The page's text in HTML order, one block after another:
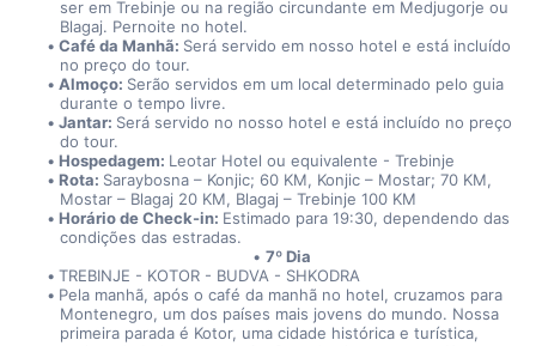
ser em Trebinje ou na região circundante em Medjugorje ou
Blagaj. Pernoite no hotel.
Café da Manhã: Será servido em nosso hotel e está incluído
no preço do tour.
Almoço: Serão servidos em um local determinado pelo guia
durante o tempo livre.
Jantar: Será servido no nosso hotel e está incluído no preço
do tour.
Hospedagem: Leotar Hotel ou equivalente - Trebinje
Rota: Saraybosna – Konjic; 60 KM, Konjic – Mostar; 70 KM,
Mostar – Blagaj 20 KM, Blagaj – Trebinje 100 KM
Horário de Check-in: Estimado para 19:30, dependendo das
condições das estradas.
7º Dia
TREBINJE - KOTOR - BUDVA - SHKODRA
Pela manhã, após o café da manhã no hotel, cruzamos para
Montenegro, um dos países mais jovens do mundo. Nossa
primeira parada é Kotor, uma cidade histórica e turística,